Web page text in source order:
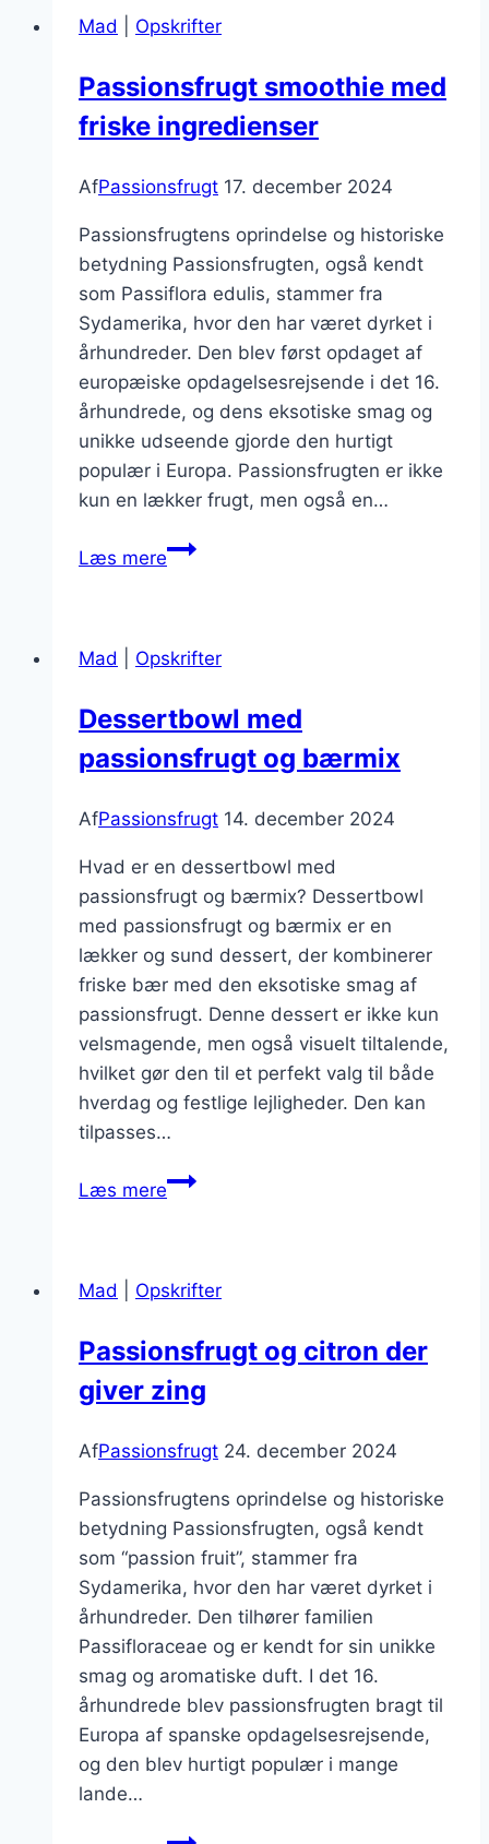
Mad Opskrifter
Passionsfrugt smoothie med
friske ingredienser
AfPassionsfrugt 17. december 2024
Passionsfrugtens oprindelse og historiske
betydning Passionsfrugten, også kendt
som Passiflora edulis, stammer fra
Sydamerika, hvor den har været dyrket i
århundreder. Den blev først opdaget af
europæiske opdagelsesrejsende i det 16.
århundrede, og dens eksotiske smag og
unikke udseende gjorde den hurtigt
populær i Europa. Passionsfrugten er ikke
kun en lækker frugt, men også en…
Læs merePassionsfrugt
ingredienser
Mad Opskrifter
Dessertbowl med
passionsfrugt og bærmix
AfPassionsfrugt 14. december 2024
Hvad er en dessertbowl med
passionsfrugt og bærmix? Dessertbowl
med passionsfrugt og bærmix er en
lækker og sund dessert, der kombinerer
friske bær med den eksotiske smag af
passionsfrugt. Denne dessert er ikke kun
velsmagende, men også visuelt tiltalende,
hvilket gør den til et perfekt valg til både
hverdag og festlige lejligheder. Den kan
tilpasses…
Læs mereDessertbowl
bærmix
Mad Opskrifter
Passionsfrugt og citron der
giver zing
AfPassionsfrugt 24. december 2024
Passionsfrugtens oprindelse og historiske
betydning Passionsfrugten, også kendt
som “passion fruit”, stammer fra
Sydamerika, hvor den har været dyrket i
århundreder. Den tilhører familien
Passifloraceae og er kendt for sin unikke
smag og aromatiske duft. I det 16.
århundrede blev passionsfrugten bragt til
Europa af spanske opdagelsesrejsende,
og den blev hurtigt populær i mange
lande…